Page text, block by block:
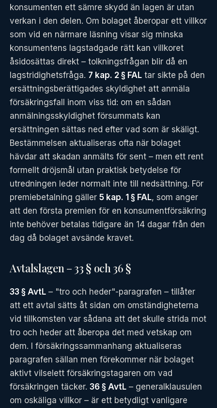
konsumenten ett sämre skydd än lagen är utan
verkan i den delen. Om bolaget åberopar ett villkor
som vid en närmare läsning visar sig minska
konsumentens lagstadgade rätt kan villkoret
åsidosättas direkt – tolkningsfrågan blir då en
lagstridighetsfråga. 7 kap. 2 § FAL tar sikte på den
ersättningsberättigades skyldighet att anmäla
försäkringsfall inom viss tid: om en sådan
anmälningsskyldighet försummats kan
ersättningen sättas ned efter vad som är skäligt.
Bestämmelsen aktualiseras ofta när bolaget
hävdar att skadan anmälts för sent – men ett rent
formellt dröjsmål utan praktisk betydelse för
utredningen leder normalt inte till nedsättning. För
premiebetalning gäller 5 kap. 1 § FAL, som anger
att den första premien för en konsumentförsäkring
inte behöver betalas tidigare än 14 dagar från den
dag då bolaget avsände kravet.
Avtalslagen – 33 § och 36 §
33 § AvtL – "tro och heder"-paragrafen – tillåter
att ett avtal sätts åt sidan om omständigheterna
vid tillkomsten var sådana att det skulle strida mot
tro och heder att åberopa det med vetskap om
dem. I försäkringssammanhang aktualiseras
paragrafen sällan men förekommer när bolaget
aktivt vilselett försäkringstagaren om vad
försäkringen täcker. 36 § AvtL – generalklausulen
om oskäliga villkor – är ett betydligt vanligare